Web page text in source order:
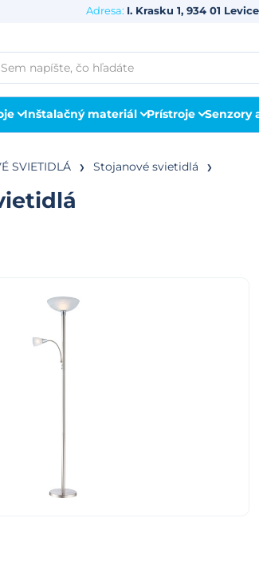
Adresa: I. Krasku 1, 934 01 Levice
Inštalačný materiál Prístroje Senzory
SVIETIDLÁ Stojanové svietidlá